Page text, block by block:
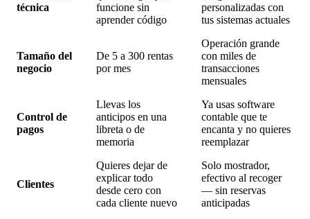
técnica
funcione sin
aprender código
personalizadas con
tus sistemas actuales
Tamaño del
negocio
De 5 a 300 rentas
por mes
Operación grande
con miles de
transacciones
mensuales
Control de
pagos
Llevas los
anticipos en una
libreta o de
memoria
Ya usas software
contable que te
encanta y no quieres
reemplazar
Clientes
Quieres dejar de
explicar todo
desde cero con
cada cliente nuevo
Solo mostrador,
efectivo al recoger
— sin reservas
anticipadas